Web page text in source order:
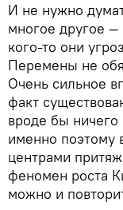
И не нужно
многое другое
кого-то они
Перемены не
Очень сильное
факт
вроде бы ничего
именно поэтому
центрами
феномен роста
можно и